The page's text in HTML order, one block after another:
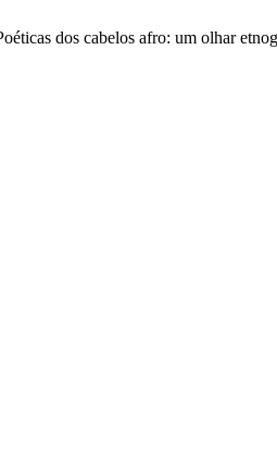
dos cabelos afro: um olhar